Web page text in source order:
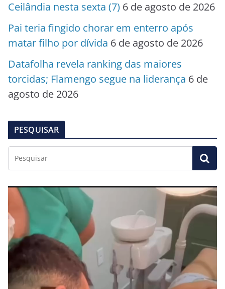
Ceilândia nesta sexta (7) 6 de agosto de 2026
Pai teria fingido chorar em enterro após
matar filho por dívida 6 de agosto de 2026
Datafolha revela ranking das maiores
torcidas; Flamengo segue na liderança 6 de
agosto de 2026
PESQUISAR